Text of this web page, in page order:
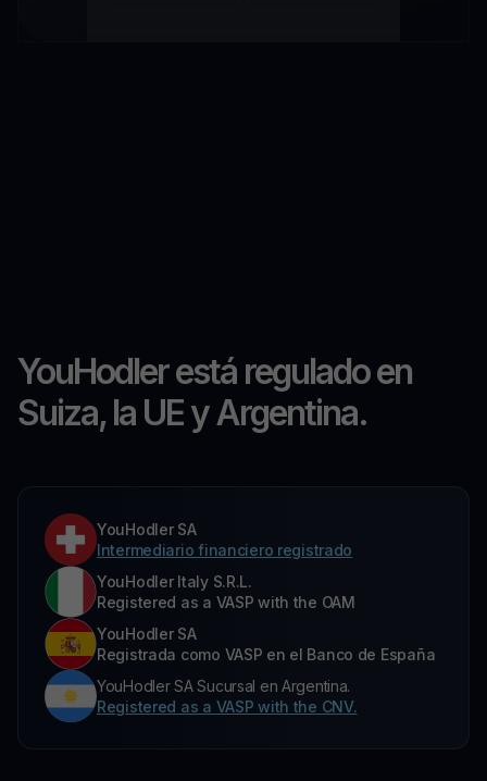
YouHodler está regulado en
Suiza, la UE y Argentina.
YouHodler SA
Intermediario financiero registrado
YouHodler Italy S.R.L.
Registered as a VASP with the OAM
YouHodler SA
Registrada como VASP en el Banco de España
YouHodler SA Sucursal en Argentina.
Registered as a VASP with the CNV.